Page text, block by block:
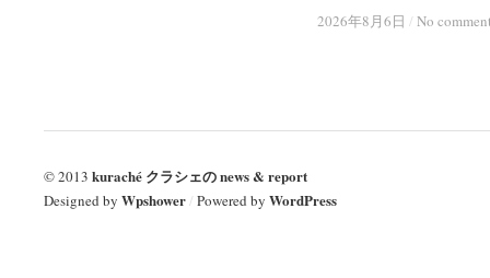
2026年8月6日 / No
2026年8月6日 / No
© 2013 kuraché クラシェの news & report
Designed by Wpshower/ Powered by WordPress